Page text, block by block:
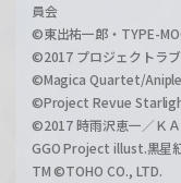
員会
©東出祐一郎・TYPE-
©2017 プロジェクトラ
©Magica Quartet/
©Project Revue
©2017 時雨沢恵一／Ｋ
GGO Project illust.黒星
TM ©TOHO CO., LTD.